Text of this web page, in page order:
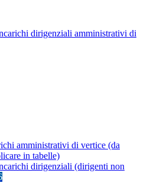
dirigenziali amministrativi di
amministrativi di vertice (da
in tabelle)
dirigenziali (dirigenti non